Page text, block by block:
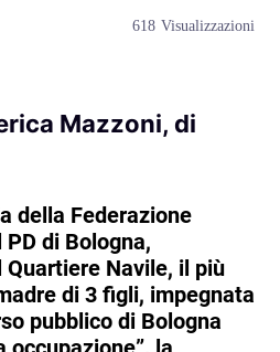
618 Visualizzazioni
Mazzoni, di
della Federazione
di Bologna,
Quartiere Navile, il più
di 3 figli, impegnata
pubblico di Bologna